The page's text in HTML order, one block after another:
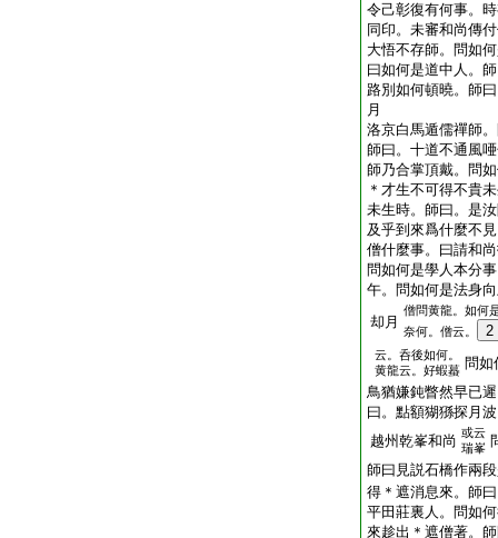
令己彰復有何事。
同印。未審和尚傳
大悟不存師。問如
曰如何是道中人。
路別如何頓曉。師
月
洛京白馬遁儒禪師
師曰。十道不通風
師乃合掌頂戴。問
＊才生不可得不貴
未生時。師曰。是
及乎到來爲什麼不
僧什麼事。曰請和
問如何是學人本分
午。問如何是法身
却月
僧問黄龍。如何
奈何。僧云。
2
云。呑後如何。
黄龍云。好蝦蟇 問如
鳥猶嫌鈍瞥然早已
曰。點額猢猻探月波
越州乾峯和尚 或云
瑞峯
師曰見説石橋作兩
得＊遮消息來。師
平田莊裏人。問如
來趁出＊遮僧著。